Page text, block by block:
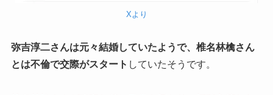
Xより
弥吉淳二さんは元々結婚していたようで、椎名林檎さん
とは不倫で交際がスタート していたそうです。